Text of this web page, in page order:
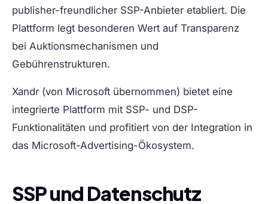
publisher-freundlicher SSP-Anbieter etabliert. Die
Plattform legt besonderen Wert auf Transparenz
bei Auktionsmechanismen und
Gebührenstrukturen.
Xandr (von Microsoft übernommen) bietet eine
integrierte Plattform mit SSP- und DSP-
Funktionalitäten und profitiert von der Integration in
das Microsoft-Advertising-Ökosystem.
SSP und Datenschutz